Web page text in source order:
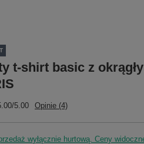
t-shirt basic z
5.00 Opinie (4)
wyłącznie hurtową. Ceny